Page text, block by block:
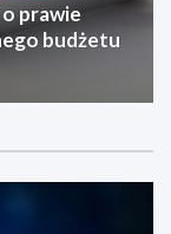
Targów
z